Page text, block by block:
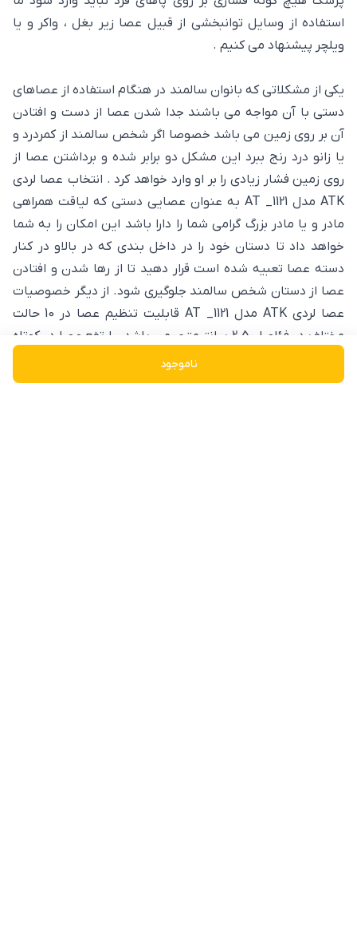
ناموجود
استفاده از وسایل توانبخشی از قبیل عصا زیر بغل ، واکر و یا
ویلچر پیشنهاد می کنیم .
یکی از مشکلاتی که بانوان سالمند در هنگام استفاده از عصاهای
دستی با آن مواجه می باشند جدا شدن عصا از دست و افتادن
آن بر روی زمین می باشد خصوصا اگر شخص سالمند از کمردرد و
یا زانو درد رنج ببرد این مشکل دو برابر شده و برداشتن عصا از
روی زمین فشار زیادی را بر او وارد خواهد کرد . انتخاب عصا لردی
ATK مدل AT _1121 به عنوان عصایی دستی که لیاقت همراهی
مادر و یا مادر بزرگ گرامی شما را دارا باشد این امکان را به شما
خواهد داد تا دستان خود را در داخل بندی که در بالاو در کنار
دسته عصا تعبیه شده است قرار دهید تا از رها شدن و افتادن
عصا از دستان شخص سالمند جلوگیری شود. از دیگر خصوصیات
عصا لردی ATK مدل AT _1121 قابلیت تنظیم عصا در 10 حالت
مختلف در فئاصل 2.5 سانتیمتری می باشد . ارتفع عصا در کوتاه
باشد . شما دقت کنید که ارتفاع عصا را متناسب با اندازه قد